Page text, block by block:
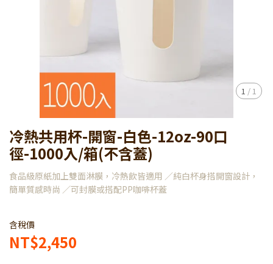
1 / 1
冷熱共用杯-開窗-白色-12oz-90口
徑-1000入/箱(不含蓋)
食品級原紙加上雙面淋膜，冷熱飲皆適用 ／純白杯身搭開窗設計，
簡單質感時尚 ／可封膜或搭配PP咖啡杯蓋
含稅價
NT$2,450